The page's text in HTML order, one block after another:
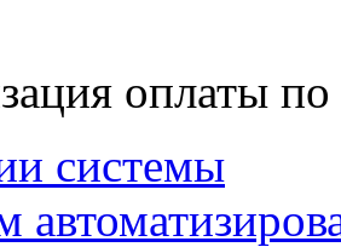
оплаты
системы